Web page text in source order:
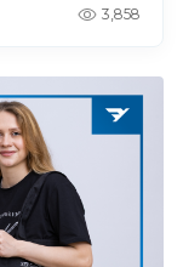
3,858